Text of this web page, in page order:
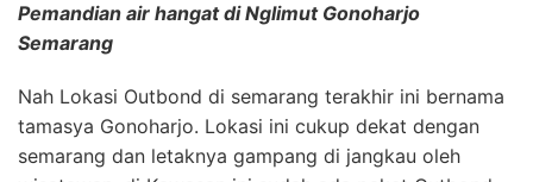
Pemandian air hangat di Nglimut Gonoharjo
Semarang
Nah Lokasi Outbond di semarang terakhir ini bernama
tamasya Gonoharjo. Lokasi ini cukup dekat dengan
semarang dan letaknya gampang di jangkau oleh